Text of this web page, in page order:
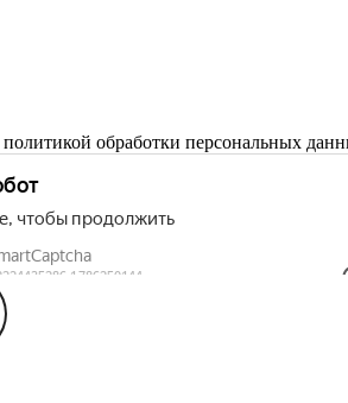
политикой обработки персональных